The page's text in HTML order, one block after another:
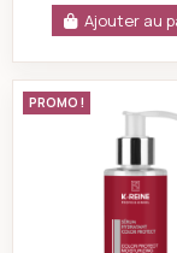
Ajouter au
k-
PROMO !